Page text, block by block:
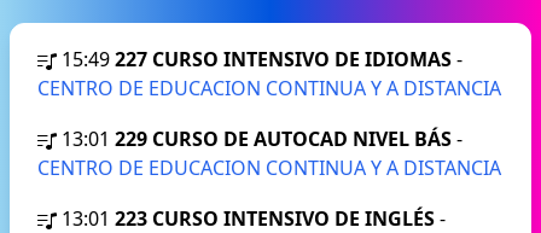
15:49227 CURSO INTENSIVO DE IDIOMAS-
CENTRO DE EDUCACION CONTINUA Y A DISTANCIA
13:01 229 CURSO DE AUTOCAD NIVEL BÁS-
CENTRO DE EDUCACION CONTINUA Y A DISTANCIA
13:01 223 CURSO INTENSIVO DE INGLÉS-